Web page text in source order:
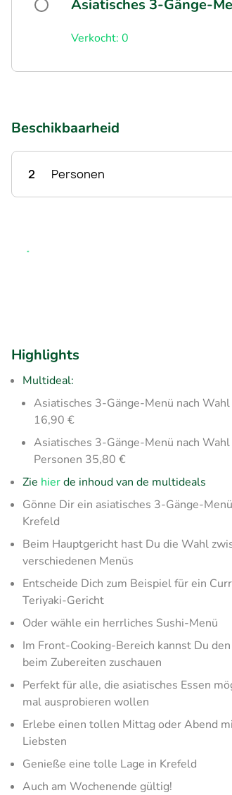
Asiatisches 3-Gänge-
Verkocht: 0
Beschikbaarheid
2 Personen
Highlights
Multideal:
Asiatisches 3-Gänge-Menü nach
16,90 €
Asiatisches 3-Gänge-Menü nach
Personen 35,80 €
Zie hierde inhoud van de multideals
Gönne Dir ein asiatisches 3-Gänge-
Krefeld
Beim Hauptgericht hast Du die Wahl
verschiedenen Menüs
Entscheide Dich zum Beispiel für ein
Teriyaki-Gericht
Oder wähle ein herrliches Sushi-Menü
Im Front-Cooking-Bereich kannst Du
beim Zubereiten zuschauen
Perfekt für alle, die asiatisches Essen
mal ausprobieren wollen
Erlebe einen tollen Mittag oder Abend
Liebsten
Genieße eine tolle Lage in Krefeld
Auch am Wochenende gültig!